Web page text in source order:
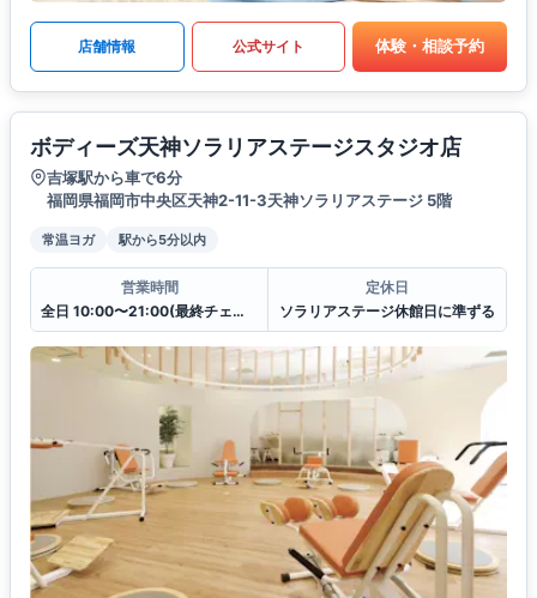
店舗情報 公式サイト 体験・相談予約
ボディーズ天神ソラリアステージスタジオ店
吉塚駅から車で6分
福岡県福岡市中央区天神2-11-3天神ソラリアステージ 5階
常温ヨガ 駅から5分以内
営業時間
全日 10:00〜21:00(最終チェックイン20:30)
定休日
ソラリアステージ休館日に準ずる